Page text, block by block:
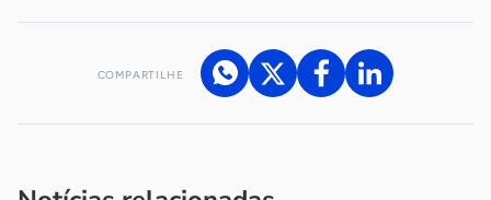
COMPARTILHE